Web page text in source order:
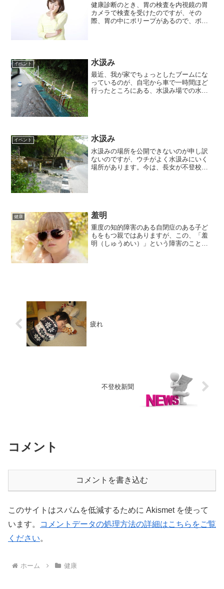
健康診断のとき、胃の検査を内視鏡の胃
カメラで検査を受けたのですが、その
際、胃の中にポリープがあるので、ポリ
イベント 水汲み
最近、我が家でちょっとしたブームにな
っているのが、自宅から車で一時間ほど
行ったところにある、水汲み場での水汲
イベント 水汲み
水汲みの場所を公開できないのが申し訳
ないのですが、ウチがよく水汲みにいく
場所があります。今は、長女が不登校と
健康 羞明
重度の知的障害のある自閉症のある子ど
もをもつ親ではありますが、この、「羞
明（しゅうめい）」という障害のこと
疲れ
不登校新聞
コメント
コメントを書き込む
このサイトはスパムを低減するために Akismet を使って
います。
コメントデータの処理方法の詳細はこちらをご覧
ください。
ホーム 健康